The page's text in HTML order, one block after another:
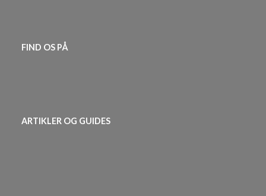
FIND OS PÅ
ARTIKLER OG GUIDES